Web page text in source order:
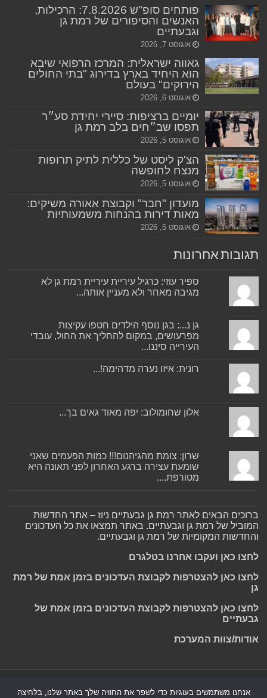
פותחים סופ"ש 7.8.2026: הרכילות,
האנשים והסיפורים של רמת גן
וגבעתיים
אוגוסט 7, 2026
גאווה ישראלית: המרכז הרפואי שיבא
הוא היחיד בארץ בדירוג "בתי החולים
הירוקים" בעולם
אוגוסט 6, 2026
יומיים ברציפות: סיירי יחידת סע״ר
תפסו שב״חים בלב רמת גן
אוגוסט 5, 2026
הצ'ק ליסט של כללית לתיק תרופות
מנצח לחופשה
אוגוסט 5, 2026
מועדון "חבר" וקבוצת אאורה משיקים:
מאות דירות בהנחות משמעותיות
אוגוסט 5, 2026
תגובות אחרונות
ספיר עוזי: כרגיל עיריית עיריית רמת גן לא
מגיבה מאחר ולא מעניין אותה...
גן נ...: בגן נוסף הילדים חטפו עקיצות
מפרעושים, במקום להחליך את החול, עובדי
העירייה סיננו...
רונית: איזו נערה מדהימה!...
אלון שחומולוב: יפה מאוד גאים בך...
שרון: צומת מהגיהנום!!! כמות הפעמים שאני
שומעת עצירה ברגע האחרון לפני תאונה היא
מטורפת....
ברוכים הבאים לאתר רמת גן גבעתיים ניוז – אתר החדשות
המוביל של רמת גן וגבעתיים. באתר תמצאו את כל העדכונים
והחדשות המקומיות של רמת גן וגבעתיים.
לחצו כאן ועקבו אחרנו בטלגרם
לחצו כאן להצטרפות לקבוצת העדכונים בזמן אמת של רמת
גן
לחצו כאן להצטרפות לקבוצת העדכונים בזמן אמת של
גבעתיים
אודות/צוות המערכת
אנחנו משתמשים בעוגיות כדי לשפר את החוויה שלך באתר שלנו, בלחיצה